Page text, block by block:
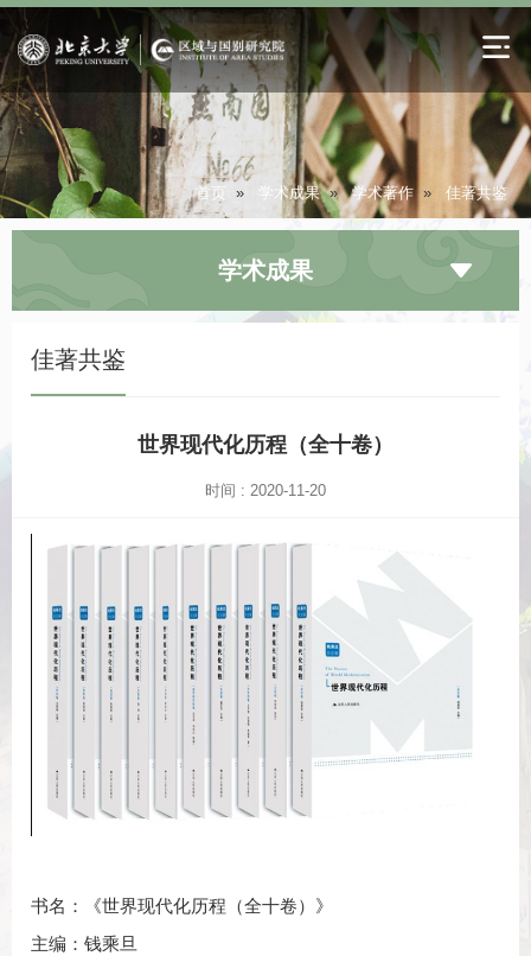
首页 » 学术成果 » 学术著作 » 佳著共鉴
学术成果
佳著共鉴
世界现代化历程（全十卷）
时间 : 2020-11-20
书名：《世界现代化历程（全十卷）》
主编：钱乘旦